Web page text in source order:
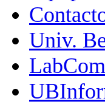
Univ.
LabCom